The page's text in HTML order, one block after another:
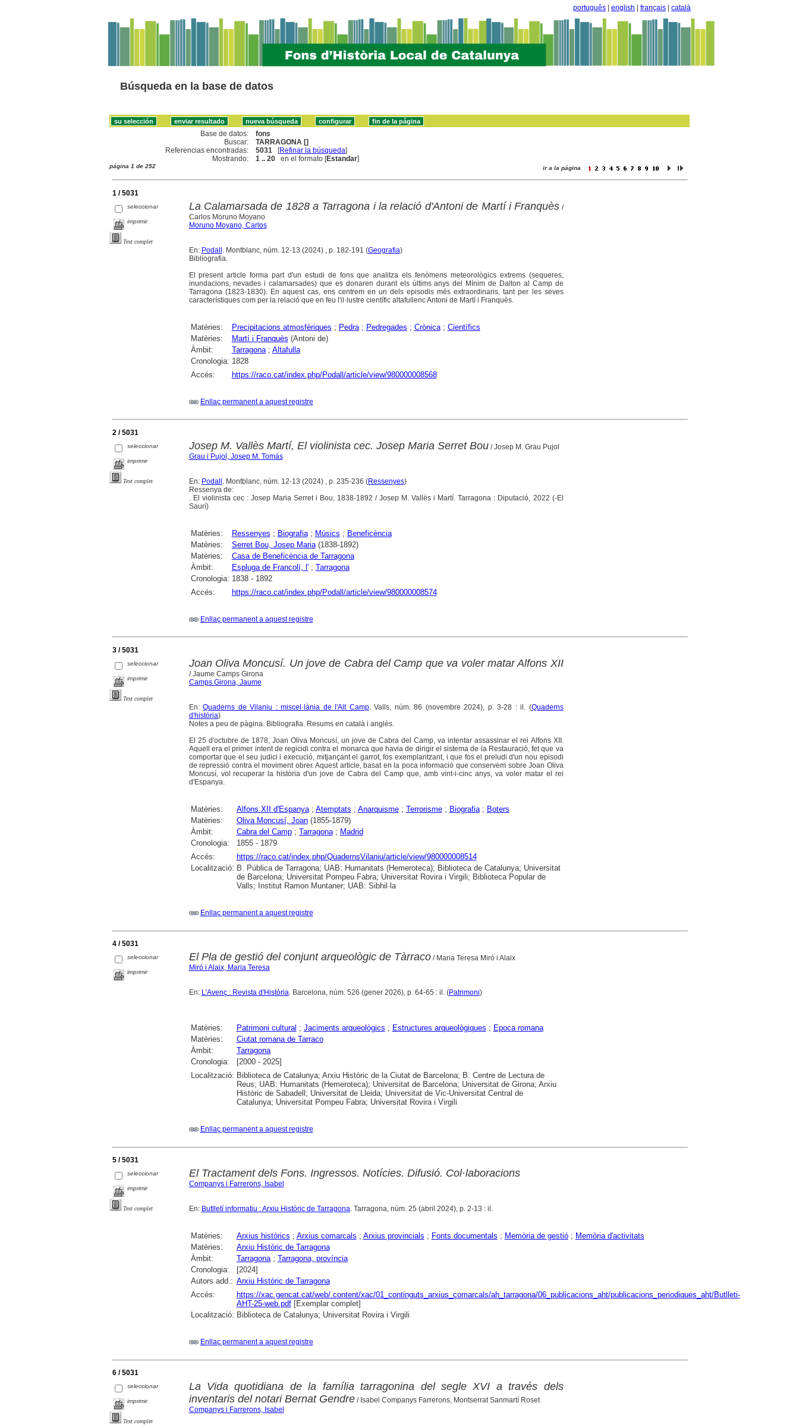
português english français català
Búsqueda en la base de datos
Base de datos:
fons
Buscar:
TARRAGONA []
Referencias encontradas:
5031 [Refinar la búsqueda]
Mostrando:
1 .. 20 en el formato [Estandar]
página 1 de 252 ir a la página
1 / 5031
seleccionar
imprimir
Text complet
La Calamarsada de 1828 a Tarragona i la relació d'Antoni de Martí i Franquès /
Carlos Moruno Moyano
Moruno Moyano, Carlos
En: Podall. Montblanc, núm. 12-13 (2024) , p. 182-191 (Geografia)
Bibliografia.
El present article forma part d'un estudi de fons que analitza els fenòmens meteorològics extrems (sequeres,
inundacions, nevades i calamarsades) que es donaren durant els últims anys del Mínim de Dalton al Camp de
Tarragona (1823-1830). En aquest cas, ens centrem en un dels episodis més extraordinaris, tant per les seves
característiques com per la relació que en feu l'il·lustre científic altafullenc Antoni de Martí i Franquès.
Matèries: Precipitacions atmosfèriques ; Pedra; Pedregades ; Crònica; Científics
Matèries:
Martí i Franquès (Antoni de)
Àmbit:
Tarragona; Altafulla
Cronologia: 1828
Accés:
https://raco.cat/index.php/Podall/article/view/980000008568
Enllaç permanent a aquest registre
2 / 5031
seleccionar
imprimir
Text complet
Josep M. Vallès Martí, El violinista cec. Josep Maria Serret Bou/ Josep M. Grau Pujol
Grau i Pujol, Josep M. Tomàs
En: Podall . Montblanc, núm. 12-13 (2024) , p. 235-236 (Ressenyes)
Ressenya de:
. El violinista cec : Josep Maria Serret i Bou, 1838-1892 / Josep M. Vallès i Martí. Tarragona : Diputació, 2022 (-El
Saurí)
Matèries: Ressenyes ; Biografia; Músics ; Beneficència
Matèries:
Serret Bou, Josep Maria(1838-1892)
Matèries:
Casa de Beneficència de Tarragona
Àmbit:
Espluga de Francolí, l'; Tarragona
Cronologia: 1838 - 1892
Accés:
https://raco.cat/index.php/Podall/article/view/980000008574
Enllaç permanent a aquest registre
3 / 5031
seleccionar
imprimir
Text complet
Joan Oliva Moncusí. Un jove de Cabra del Camp que va voler matar Alfons XII
/ Jaume Camps Girona
Camps Girona, Jaume
En:Quaderns de Vilaniu : miscel·lània de l'Alt Camp. Valls, núm. 86 (novembre 2024), p. 3-28 : il. (Quaderns
d'història)
Notes a peu de pàgina. Bibliografia. Resums en català i anglès.
El 25 d'octubre de 1878, Joan Oliva Moncusí, un jove de Cabra del Camp, va intentar assassinar el rei Alfons XII.
Aquell era el primer intent de regicidi contra el monarca que havia de dirigir el sistema de la Restauració, fet que va
comportar que el seu judici i execució, mitjançant el garrot, fos exemplaritzant, i que fos el preludi d'un nou episodi
de repressió contra el moviment obrer. Aquest article, basat en la poca informació que conservem sobre Joan Oliva
Moncusí, vol recuperar la història d'un jove de Cabra del Camp que, amb vint-i-cinc anys, va voler matar el rei
d'Espanya.
Matèries: Alfons XII d'Espanya; Atemptats ; Anarquisme; Terrorisme; Biografia; Boters
Matèries:
Oliva Moncusí, Joan(1855-1879)
Àmbit:
Cabra del Camp; Tarragona; Madrid
Cronologia:
1855 - 1879
Accés:
https://raco.cat/index.php/QuadernsVilaniu/article/view/980000008514
Localització: B. Pública de Tarragona; UAB: Humanitats (Hemeroteca); Biblioteca de Catalunya; Universitat
de Barcelona; Universitat Pompeu Fabra; Universitat Rovira i Virgili; Biblioteca Popular de
Valls; Institut Ramon Muntaner; UAB: Sibhil·la
Enllaç permanent a aquest registre
4 / 5031
seleccionar
imprimir
El Pla de gestió del conjunt arqueològic de Tàrraco/ Maria Teresa Miró i Alaix
Miró i Alaix, Maria Teresa
En: L'Avenç : Revista d'Història. Barcelona, núm. 526 (gener 2026), p. 64-65 : il. (Patrimoni)
Matèries: Patrimoni cultural ; Jaciments arqueològics ; Estructures arqueològiques ; Epoca romana
Matèries:
Ciutat romana de Tarraco
Àmbit:
Tarragona
Cronologia:
[2000 - 2025]
Localització: Biblioteca de Catalunya; Arxiu Històric de la Ciutat de Barcelona; B. Centre de Lectura de
Reus; UAB: Humanitats (Hemeroteca); Universitat de Barcelona; Universitat de Girona; Arxiu
Històric de Sabadell; Universitat de Lleida; Universitat de Vic-Universitat Central de
Catalunya; Universitat Pompeu Fabra; Universitat Rovira i Virgili
Enllaç permanent a aquest registre
5 / 5031
seleccionar
imprimir
Text complet
El Tractament dels Fons. Ingressos. Notícies. Difusió. Col·laboracions
Companys i Farrerons, Isabel
En: Butlletí informatiu : Arxiu Històric de Tarragona. Tarragona, núm. 25 (abril 2024), p. 2-13 : il.
Matèries: Arxius històrics ; Arxius comarcals ; Arxius provincials ; Fonts documentals ; Memòria de gestió; Memòria d'activitats
Matèries:
Arxiu Històric de Tarragona
Àmbit:
Tarragona; Tarragona, província
Cronologia:
[2024]
Autors add.: Arxiu Històric de Tarragona
Accés:
https://xac.gencat.cat/web/.content/xac/01_continguts_arxius_comarcals/ah_tarragona/06_publicacions_aht/publicacions_periodiques_aht/Butlleti-
AHT-25-web.pdf[Exemplar complet]
Localització: Biblioteca de Catalunya; Universitat Rovira i Virgili
Enllaç permanent a aquest registre
6 / 5031
seleccionar
imprimir
Text complet
La Vida quotidiana de la família tarragonina del segle XVI a través dels
inventaris del notari Bernat Gendre/ Isabel Companys Farrerons, Montserrat Sanmartí Roset
Companys i Farrerons, Isabel